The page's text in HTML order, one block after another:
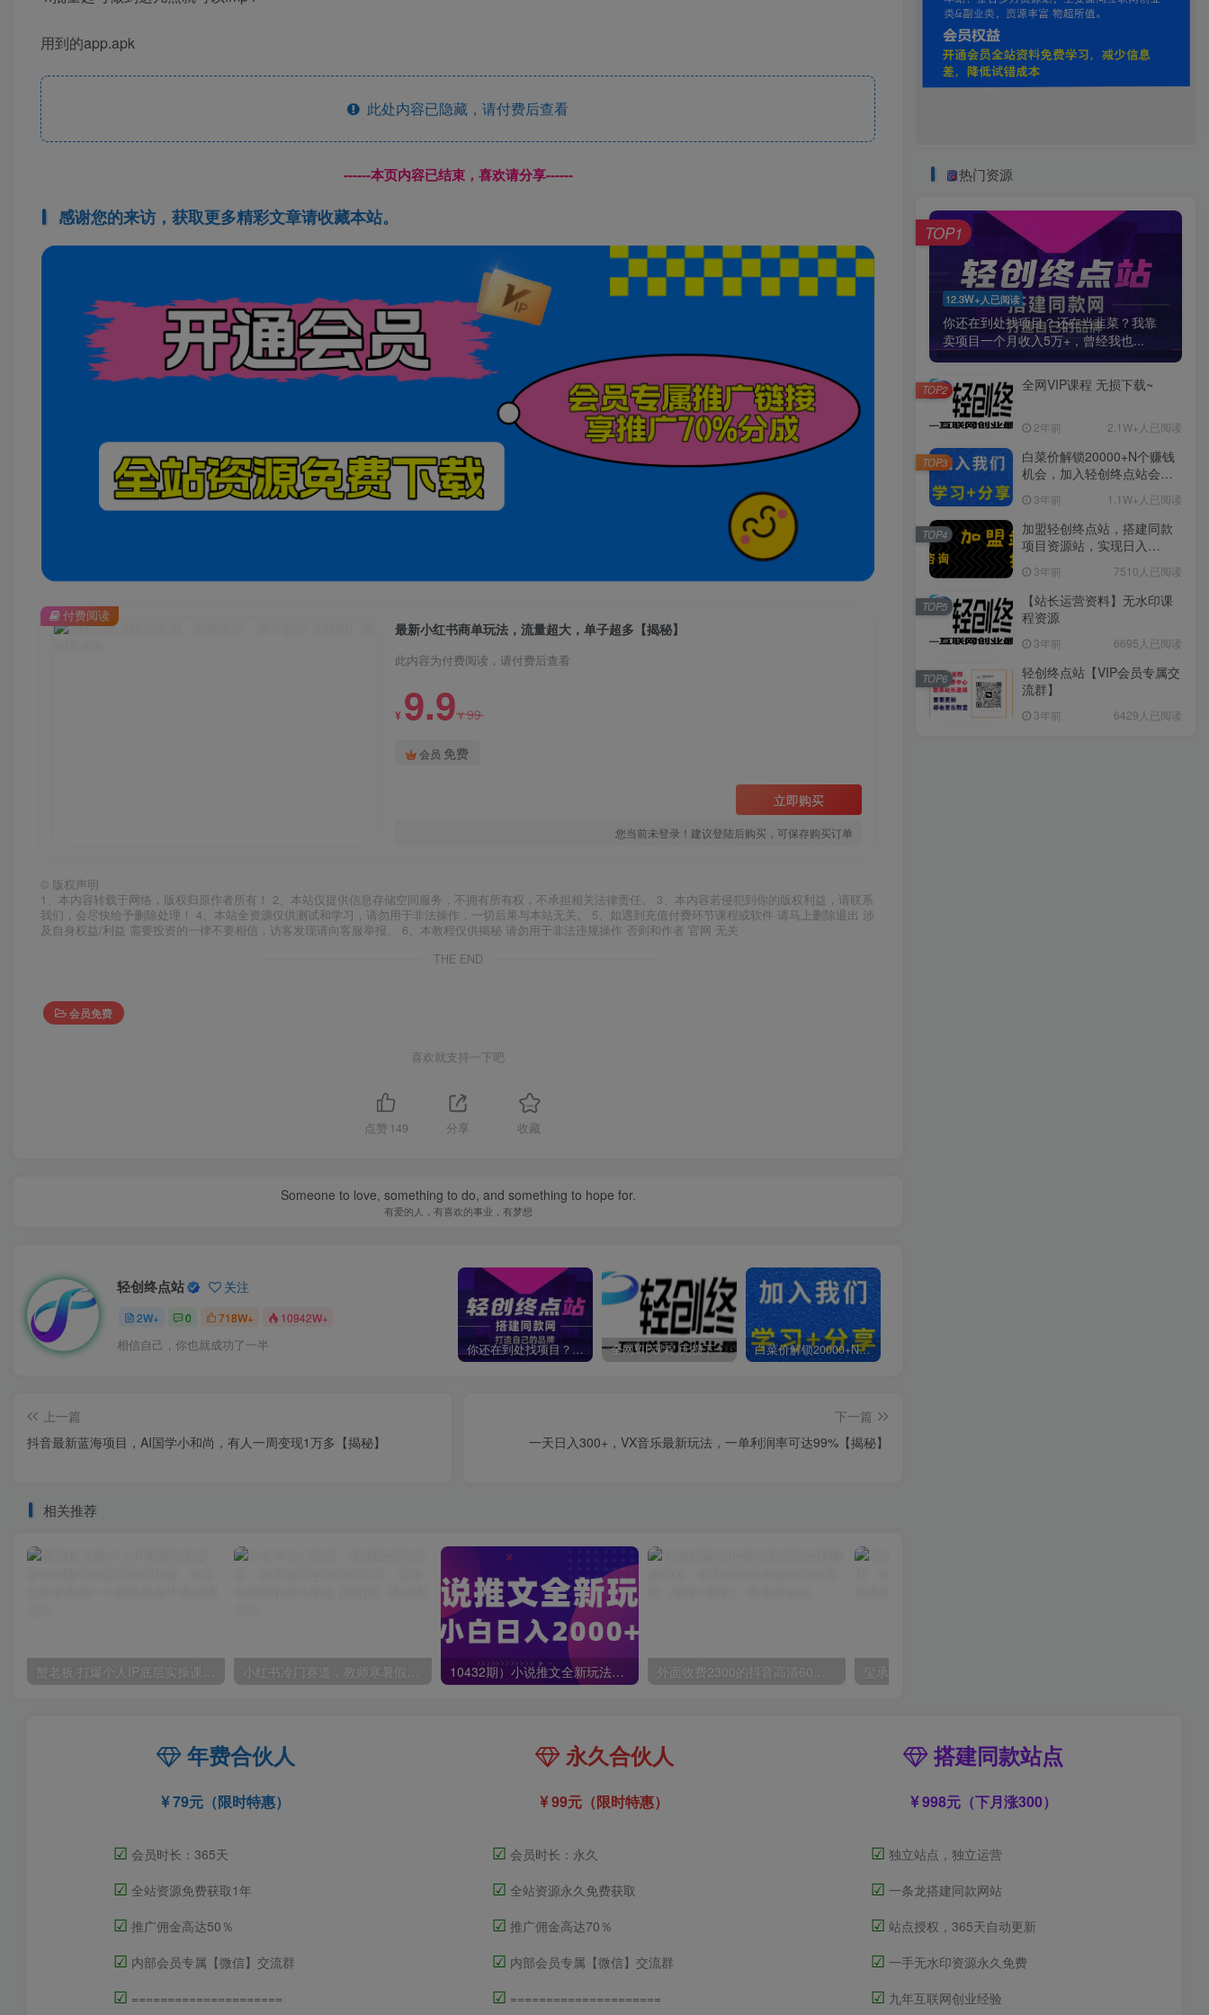
用到的app.apk
此处内容已隐藏，请付费后查看
------本页内容已结束，喜欢请分享------
感谢您的来访，获取更多精彩文章请收藏本站。
最新小红书商单玩法，流量超大，单子超多【揭秘】
此内容为付费阅读，请付费后查看
¥ 9.9¥99
会员 免费
立即购买
您当前未登录！建议登陆后购买，可保存购买订单
付费阅读
© 版权声明
1、本内容转载于网络，版权归原作者所有！ 2、本站仅提供信息存储空间服务，不拥有所有权，不承担相关法律责任。 3、本内容若侵犯到你的版权利益，请联系
我们，会尽快给予删除处理！ 4、本站全资源仅供测试和学习，请勿用于非法操作，一切后果与本站无关。 5、如遇到充值付费环节课程或软件 请马上删除退出 涉
及自身权益/利益 需要投资的一律不要相信，访客发现请向客服举报。 6、本教程仅供揭秘 请勿用于非法违规操作 否则和作者 官网 无关
THE END
会员免费
喜欢就支持一下吧
点赞 149 分享 收藏
Someone to love, something to do, and something to hope for.
有爱的人，有喜欢的事业，有梦想
轻创终点站 关注
2W+ 0 718W+ 10942W+
相信自己，你也就成功了一半 你还在到处找项目？还在当韭菜？我靠卖项目一个月收入5万+，曾经我也是个失败者。 全网VIP课程 无损下载~ 白菜价解锁20000+N个赚钱机会，加入轻创终点站会员，全站资源免费学习。
上一篇
抖音最新蓝海项目，AI国学小和尚，有人一周变现1万多【揭秘】
下一篇
一天日入300+，VX音乐最新玩法，一单利润率可达99%【揭秘】
相关推荐
蟹老板·打爆个人IP底层实操课，教你成熟专业的打造IP技能，全方位带你做成一个能商业化IP 小红书冷门赛道，教师寒暑假项目，多种连环套的变现方式，还能矩阵操作放大收益【揭秘】 10432期）小说推文全新玩法，5分钟一条原创视频，结合中视频bilibili赚多份收益 外面收费2300的抖音高清60帧视频教程，保证你能学会如何制作视频（教程+插件）
热门资源
12.3W+人已阅读
你还在到处找项目？还在当韭菜？我靠
卖项目一个月收入5万+，曾经我也...
TOP1
全网VIP课程 无损下载~
2年前 2.1W+人已阅读
TOP2
白菜价解锁20000+N个赚钱
机会，加入轻创终点站会
3年前 1.1W+人已阅读
TOP3
加盟轻创终点站，搭建同款
项目资源站，实现日入
3年前 7510人已阅读
TOP4
【站长运营资料】无水印课
程资源
3年前 6695人已阅读
TOP5
轻创终点站【VIP会员专属交
流群】
3年前 6429人已阅读
TOP6
年费合伙人
79元（限时特惠）
☑ 会员时长：365天
☑ 全站资源免费获取1年
☑ 推广佣金高达50％
☑ 内部会员专属【微信】交流群
☑ =====================
永久合伙人
99元（限时特惠）
☑ 会员时长：永久
☑ 全站资源永久免费获取
☑ 推广佣金高达70％
☑ 内部会员专属【微信】交流群
☑ =====================
搭建同款站点
998元（下月涨300）
☑ 独立站点，独立运营
☑ 一条龙搭建同款网站
☑ 站点授权，365天自动更新
☑ 一手无水印资源永久免费
☑ 九年互联网创业经验